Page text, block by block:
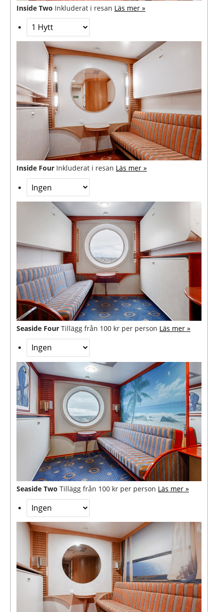
Inside Two Inkluderat i resan Läs mer »
Inside Four Inkluderat i resan Läs mer »
Seaside Four Tillägg från 100 kr per person Läs mer »
Seaside Two Tillägg från 100 kr per person Läs mer »